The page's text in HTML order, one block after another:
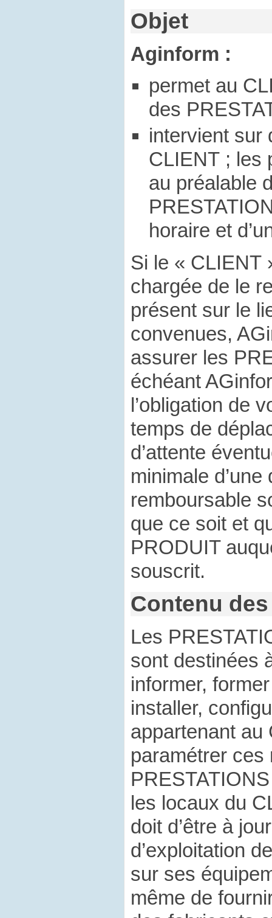
Objet
Aginform :
permet au
des
intervient sur
CLIENT ; les
au préalable
horaire et
Si le « CLIENT
chargée de le
présent sur le
convenues,
assurer les
échéant
l’obligation de
temps de
d’attente
minimale
remboursable
que ce soit et
PRODUIT
souscrit.
Contenu
Les
sont destinées
informer,
installer,
appartenant au
paramétrer ces
les locaux du
doit d’être à
d’exploitation
sur ses
même de